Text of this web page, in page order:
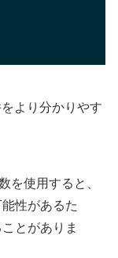
より分かりやす
を使用すると、
性があるた
とがありま